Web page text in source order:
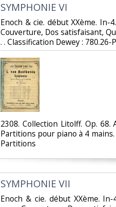
‎SYMPHONIE VI‎
‎Enoch & cie. début XXème. In-
Couverture, Dos satisfaisant,
. . Classification Dewey :
‎2308. Collection Litolff. Op.
Partitions pour piano à 4
Partitions‎
‎SYMPHONIE VII‎
‎Enoch & cie. début XXème.